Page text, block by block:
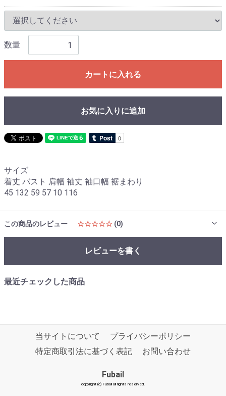
数量
カートに入れる
お気に入りに追加
サイズ
着丈 バスト 肩幅 袖丈 袖口幅 裾まわり
45 132 59 57 10 116
この商品のレビュー ☆☆☆☆☆ (0)
レビューを書く
最近チェックした商品
当サイトについて
プライバシーポリシー
特定商取引法に基づく表記
お問い合わせ
Fubail
copyright (c) Fubail all rights reserved.